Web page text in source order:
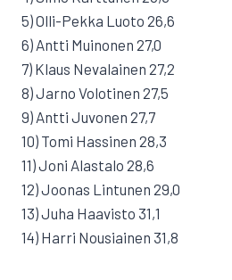
5) Olli-Pekka Luoto 26,6
6) Antti Muinonen 27,0
7) Klaus Nevalainen 27,2
8) Jarno Volotinen 27,5
9) Antti Juvonen 27,7
10) Tomi Hassinen 28,3
11) Joni Alastalo 28,6
12) Joonas Lintunen 29,0
13) Juha Haavisto 31,1
14) Harri Nousiainen 31,8